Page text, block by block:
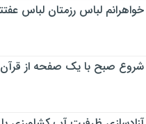
خواهرانم لباس رزمتان لباس
شروع صبح با یک صفحه از قرآن